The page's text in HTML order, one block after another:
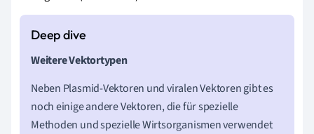
Weitere Vektortypen
Neben Plasmid-Vektoren und viralen Vektoren gibt es
noch einige andere Vektoren, die für spezielle
Methoden und spezielle Wirtsorganismen verwendet